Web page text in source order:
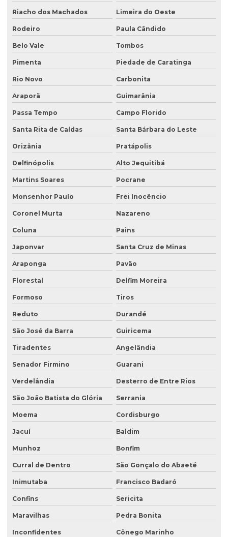
Riacho dos Machados Limeira do Oeste
Rodeiro Paula Cândido
Belo Vale Tombos
Pimenta Piedade de Caratinga
Rio Novo Carbonita
Araporã Guimarânia
Passa Tempo Campo Florido
Santa Rita de Caldas Santa Bárbara do Leste
Orizânia Pratápolis
Delfinópolis Alto Jequitibá
Martins Soares Pocrane
Monsenhor Paulo Frei Inocêncio
Coronel Murta Nazareno
Coluna Pains
Japonvar Santa Cruz de Minas
Araponga Pavão
Florestal Delfim Moreira
Formoso Tiros
Reduto Durandé
São José da Barra Guiricema
Tiradentes Angelândia
Senador Firmino Guarani
Verdelândia Desterro de Entre Rios
São João Batista do Glória Serrania
Moema Cordisburgo
Jacuí Baldim
Munhoz Bonfim
Curral de Dentro São Gonçalo do Abaeté
Inimutaba Francisco Badaró
Confins Sericita
Maravilhas Pedra Bonita
Inconfidentes Cônego Marinho